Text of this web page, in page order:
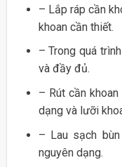
– Lắp ráp cần
khoan cần thiết.
– Trong quá
và đầy đủ.
– Rút cần
dạng và lưỡi
– Lau sạch
nguyên dạng.